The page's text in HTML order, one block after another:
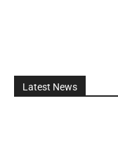
Latest News